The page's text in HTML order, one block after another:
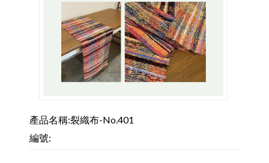
產品名稱:裂織布-No.401
編號: